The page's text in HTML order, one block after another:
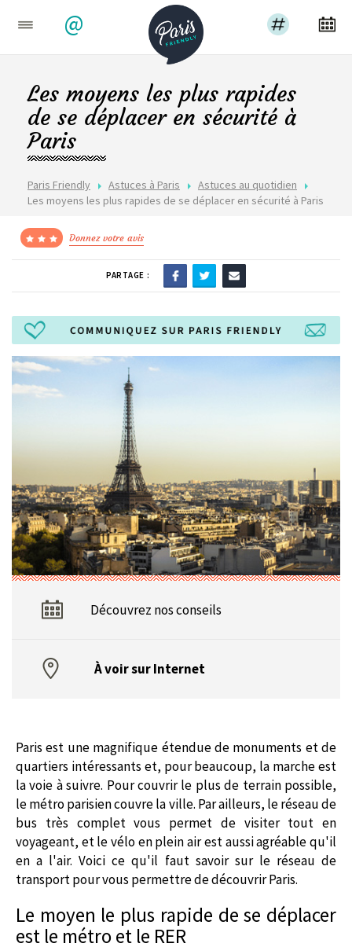
@
Paris Friendly Astuces à Paris
Astuces au quotidien
Les moyens les plus rapides de se déplacer en sécurité à Paris
Les moyens les plus rapides
de se déplacer en sécurité à
Paris
Donnez votre avis
PARTAGE :
Découvrez nos conseils
À voir sur Internet
Paris est une magnifique étendue de monuments et de
quartiers intéressants et, pour beaucoup, la marche est
la voie à suivre. Pour couvrir le plus de terrain possible,
le métro parisien couvre la ville. Par ailleurs, le réseau de
bus très complet vous permet de visiter tout en
voyageant, et le vélo en plein air est aussi agréable qu'il
en a l'air. Voici ce qu'il faut savoir sur le réseau de
transport pour vous permettre de découvrir Paris.
Le moyen le plus rapide de se déplacer
est le métro et le RER